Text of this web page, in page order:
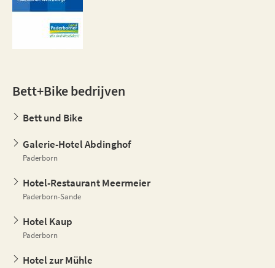
Bett+Bike bedrijven
Bett und Bike
Galerie-Hotel Abdinghof
Paderborn
Hotel-Restaurant Meermeier
Paderborn-Sande
Hotel Kaup
Paderborn
Hotel zur Mühle